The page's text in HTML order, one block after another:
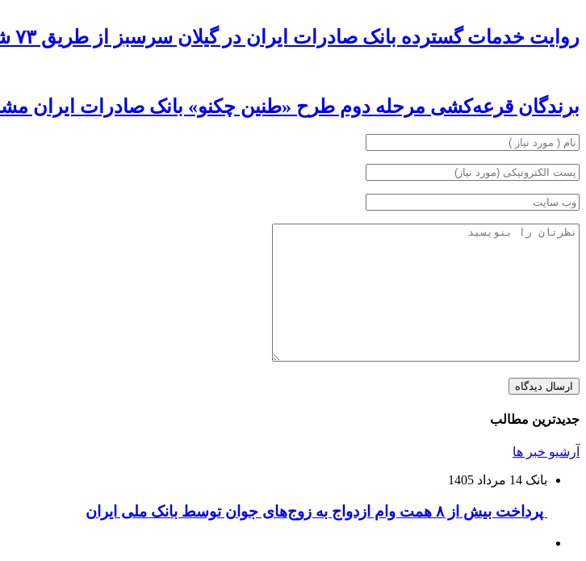
روایت خدمات گسترده بانک صادرات ایران در گیلان سرسبز از طریق ۷۳ شعبه سپهری
برندگان قرعه‌کشی مرحله دوم طرح «طنین چکنو» بانک صادرات ایران
جدیدترین مطالب
آرشیو خبر ها
بانک 14 مرداد 1405
پرداخت بیش از ۸ همت وام ازدواج به زوج‌های جوان توسط بانک ملی ایران